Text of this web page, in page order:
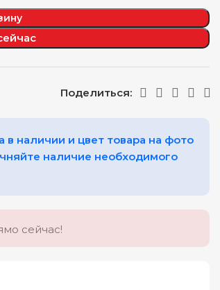
Поделиться:
в наличии и цвет товара на фото
наличие необходимого
сейчас!